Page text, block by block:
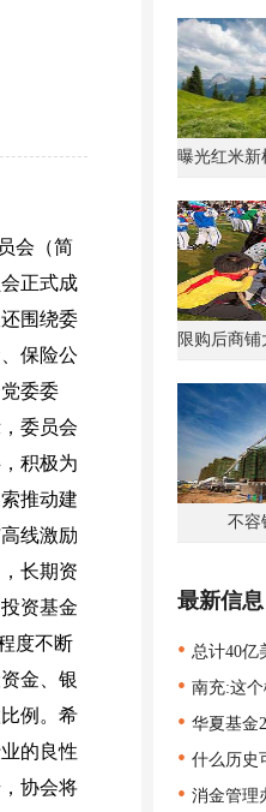
会（简
正式成
围绕委
保险公
委委
委员会
积极为
推动建
线激励
长期资
资基金
度不断
金、银
例。希
的良性
协会将
曝光红米新
限购后商
不容
最新信息
• 总计40亿
• 南充:这
• 华夏基金
• 什么历史
• 消金管理